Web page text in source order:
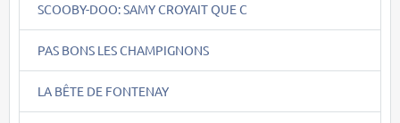
SCOOBY-DOO: SAMY CROYAIT QUE C
PAS BONS LES CHAMPIGNONS
LA BÊTE DE FONTENAY